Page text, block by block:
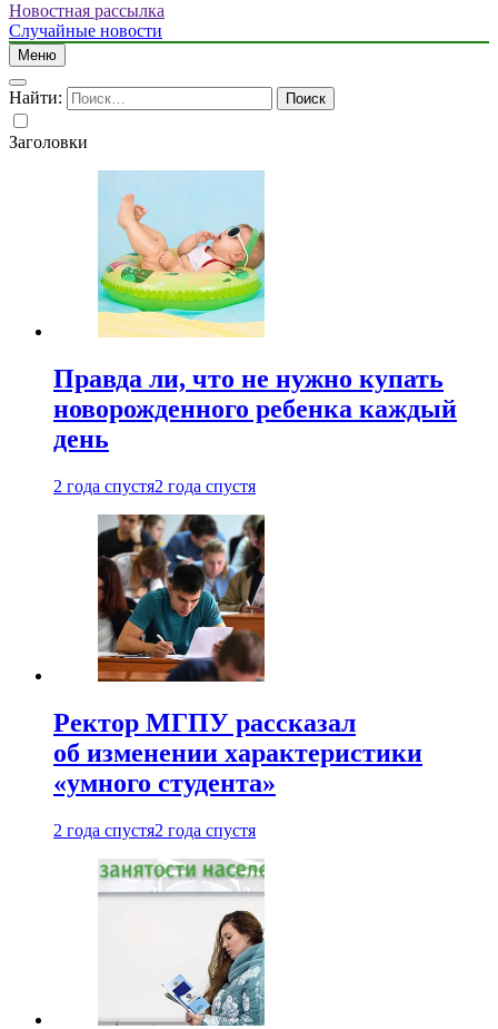
Новостная рассылка
Случайные новости
Меню
Найти:
Заголовки
Правда ли, что не нужно купать
новорожденного ребенка каждый
день
2 года спустя2 года спустя
Ректор МГПУ рассказал
об изменении характеристики
«умного студента»
2 года спустя2 года спустя